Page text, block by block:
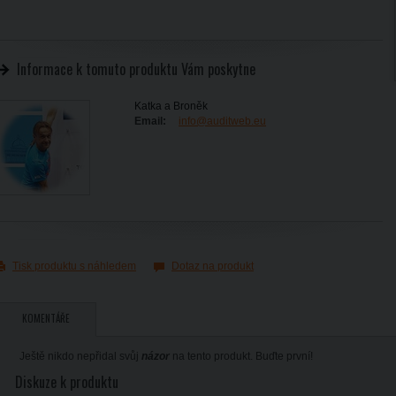
Informace k tomuto produktu Vám poskytne
Katka a Broněk
info@auditweb.eu
Email:
Tisk produktu s náhledem Dotaz na produkt
KOMENTÁŘE
Ještě nikdo nepřidal svůj názor na tento produkt. Buďte první!
Diskuze k produktu